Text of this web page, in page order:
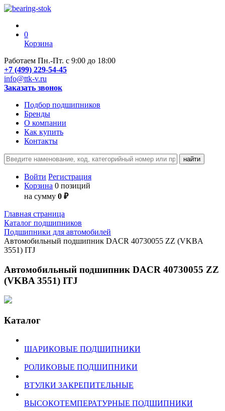
0
Корзина
Работаем Пн.-Пт. с 9:00 до 18:00
+7 (499) 229-54-45
info@ttk-v.ru
Заказать звонок
Подбор подшипников
Бренды
О компании
Как купить
Контакты
Войти Регистрация
Корзина 0 позиций
на сумму 0 ₽
Главная страница
Каталог подшипников
Подшипники для автомобилей
Автомобильный подшипник DACR 40730055 ZZ (VKBA
3551) ITJ
Автомобильный подшипник DACR 40730055 ZZ
(VKBA 3551) ITJ
Каталог
ШАРИКОВЫЕ ПОДШИПНИКИ
РОЛИКОВЫЕ ПОДШИПНИКИ
ВТУЛКИ ЗАКРЕПИТЕЛЬНЫЕ
ВЫСОКОТЕМПЕРАТУРНЫЕ ПОДШИПНИКИ